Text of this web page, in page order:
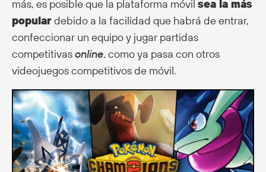
más, es posible que la plataforma móvil sea la más
populardebido a la facilidad que habrá de entrar,
confeccionar un equipo y jugar partidas
competitivasonline, como ya pasa con otros
videojuegos competitivos de móvil.